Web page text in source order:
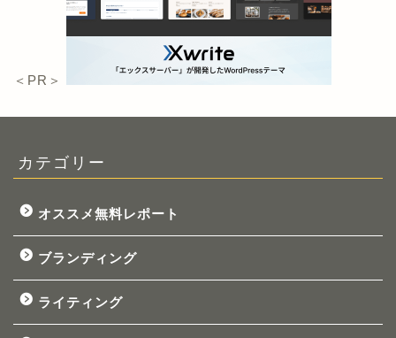
＜PR＞
カテゴリー
オススメ無料レポート
ブランディング
ライティング